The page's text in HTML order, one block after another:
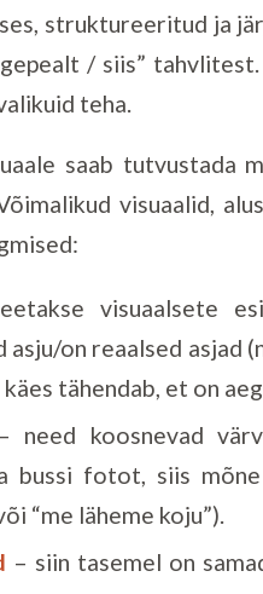
struktureeritud ja
/ siis”
teha.
saab tutvustada
visuaalid,
visuaalsete
asju/on reaalsed asjad
tähendab, et on
need koosnevad
bussi fotot, siis
“me läheme koju”).
– siin tasemel on